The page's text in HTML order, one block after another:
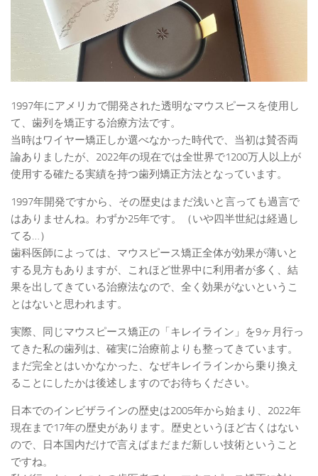
1997年にアメリカで開発された透明なマウスピースを使用し
て、歯列を矯正する治療方法です。
当時はワイヤー矯正しか選べなかった時代で、当初は賛否両
論ありましたが、2022年の現在では全世界で1200万人以上が
使用する確たる実績を持つ歯列矯正方法となっています。
1997年開発ですから、その歴史はまだ浅いと言っても過言で
はありませんね。わずか25年です。（いや四半世紀は経過し
てる…）
歯科医師によっては、マウスピース矯正全体が効果が薄いと
する見方もありますが、これほど世界中に利用者が多く、結
果を出してきている治療法なので、全く効果がないというこ
とはないと思われます。
実際、同じマウスピース矯正の「キレイライン」を9ヶ月行っ
てきた私の歯列は、確実に治療前よりも整ってきています。
まだ完全とはいかなかった、なぜキレイラインから乗り換え
ることにしたかは後述しますのでお待ちください。
日本でのインビザラインの歴史は2005年から始まり、2022年
現在まで17年の歴史があります。歴史というほど古くはない
ので、日本国内だけで言えばまだまだ新しい技術ということ
ですね。